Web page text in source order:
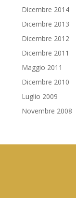
Dicembre 2014
Dicembre 2013
Dicembre 2012
Dicembre 2011
Maggio 2011
Dicembre 2010
Luglio 2009
Novembre 2008